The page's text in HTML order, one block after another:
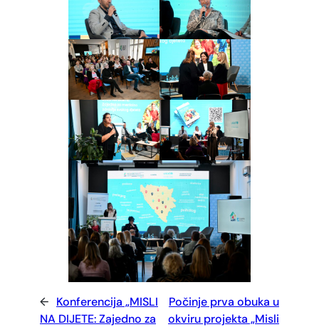
← Konferencija „MISLI
NA DIJETE: Zajedno za
Počinje prva obuka u
okviru projekta „Misli